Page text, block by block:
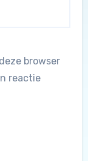
browser
reactie